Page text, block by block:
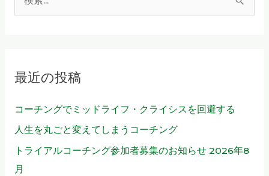
:最近の投稿
コーチングでミッドライフ・クライシスを回避する
人生を丸ごと変えてしまうコーチング
トライアルコーチング参加者募集のお知らせ 2026年8
月